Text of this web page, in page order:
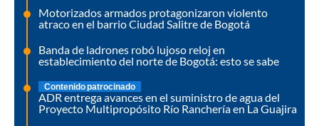
Motorizados armados protagonizaron violento
atraco en el barrio Ciudad Salitre de Bogotá
Banda de ladrones robó lujoso reloj en
establecimiento del norte de Bogotá: esto se sabe
Contenido patrocinado
ADR entrega avances en el suministro de agua del
Proyecto Multipropósito Río Ranchería en La Guajira